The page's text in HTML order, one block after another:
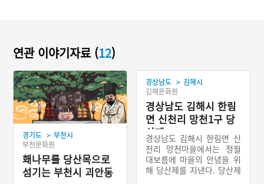
연관 이야기자료 (12)
경기도 > 부천시
부천문화원
홰나무를 당산목으로
섬기는 부천시 괴안동
경상남도 > 김해시
김해문화원
경상남도 김해시 한림
면 신천리 망천1구 당
산제
경상남도 김해시 한림면 신
천리 망천마을에서는 정월
대보름에 마을의 안녕을 위
해 당산제를 지낸다. 당산제